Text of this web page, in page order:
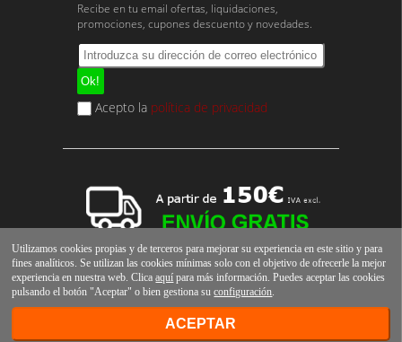
Recibe en tu email ofertas, liquidaciones,
promociones, cupones descuento y novedades.
Acepto la política de privacidad
Utilizamos cookies propias y de terceros para mejorar su experiencia en este sitio y para
fines analíticos. Se utilizan las cookies mínimas solo con el objetivo de ofrecerle la mejor
experiencia en nuestra web. Clicaaquí para más información. Puedes aceptar las cookies
pulsando el botón "Aceptar" o bien gestiona suconfiguración.
ACEPTAR